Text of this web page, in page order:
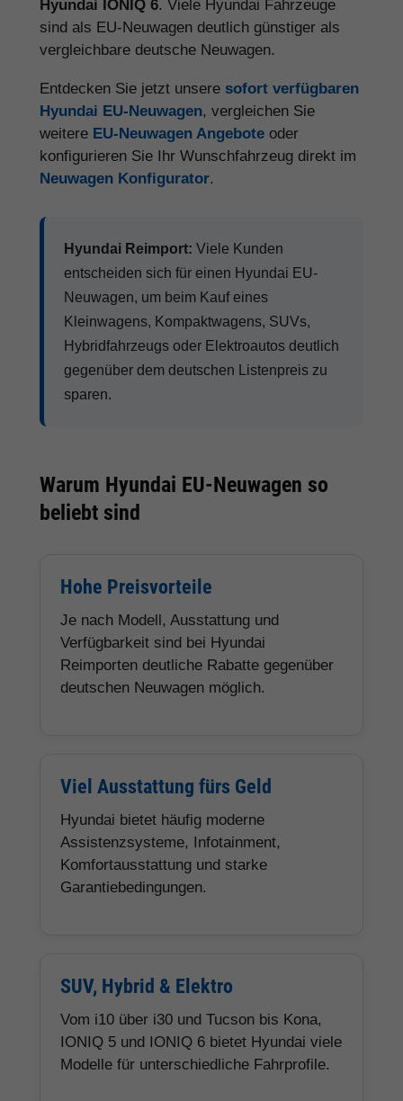
Hyundai IONIQ 6. Viele Hyundai Fahrzeuge
sind als EU-Neuwagen deutlich günstiger als
vergleichbare deutsche Neuwagen.
Entdecken Sie jetzt unsere sofort verfügbaren
Hyundai EU-Neuwagen, vergleichen Sie
weitere EU-Neuwagen Angebote oder
konfigurieren Sie Ihr Wunschfahrzeug direkt im
Neuwagen Konfigurator.
Hyundai Reimport: Viele Kunden
entscheiden sich für einen Hyundai EU-
Neuwagen, um beim Kauf eines
Kleinwagens, Kompaktwagens, SUVs,
Hybridfahrzeugs oder Elektroautos deutlich
gegenüber dem deutschen Listenpreis zu
sparen.
Warum Hyundai EU-Neuwagen so
beliebt sind
Hohe Preisvorteile
Je nach Modell, Ausstattung und
Verfügbarkeit sind bei Hyundai
Reimporten deutliche Rabatte gegenüber
deutschen Neuwagen möglich.
Viel Ausstattung fürs Geld
Hyundai bietet häufig moderne
Assistenzsysteme, Infotainment,
Komfortausstattung und starke
Garantiebedingungen.
SUV, Hybrid & Elektro
Vom i10 über i30 und Tucson bis Kona,
IONIQ 5 und IONIQ 6 bietet Hyundai viele
Modelle für unterschiedliche Fahrprofile.